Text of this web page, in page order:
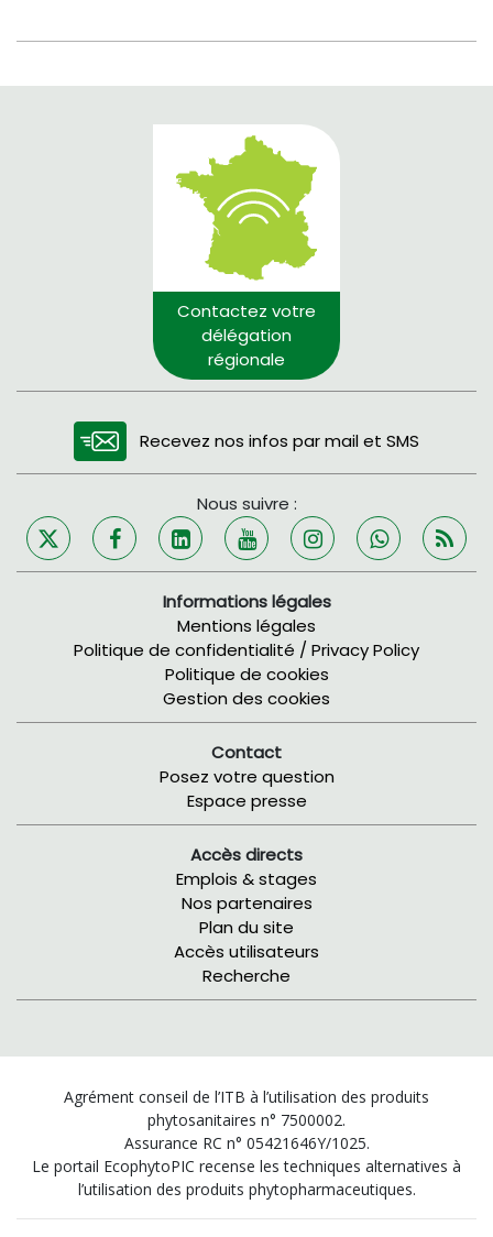
Contactez votre
délégation
régionale
Recevez nos infos par mail et SMS
Nous suivre :
Informations légales
Mentions légales
Politique de confidentialité / Privacy Policy
Politique de cookies
Gestion des cookies
Contact
Posez votre question
Espace presse
Accès directs
Emplois & stages
Nos partenaires
Plan du site
Accès utilisateurs
Recherche
Agrément conseil de l’ITB à l’utilisation des produits
phytosanitaires n° 7500002.
Assurance RC n° 05421646Y/1025.
Le portail EcophytoPIC recense les techniques alternatives à
l’utilisation des produits phytopharmaceutiques.